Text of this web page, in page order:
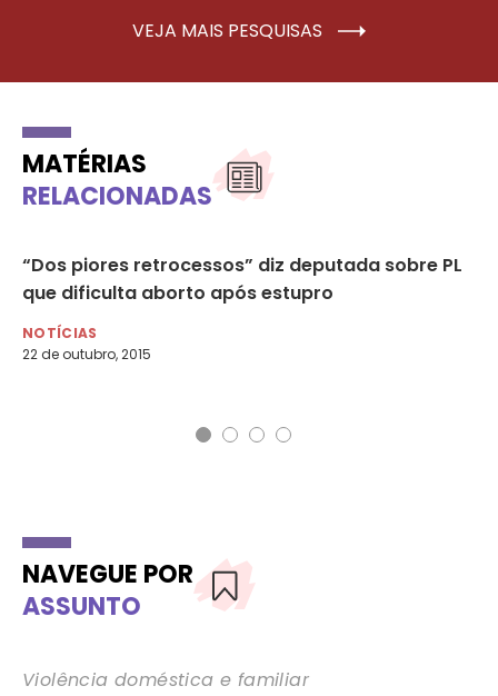
VEJA MAIS PESQUISAS
MATÉRIAS
RELACIONADAS
“Dos piores retrocessos” diz deputada sobre PL
que dificulta aborto após estupro
NOTÍCIAS
22 de outubro, 2015
NAVEGUE POR
ASSUNTO
Violência doméstica e familiar